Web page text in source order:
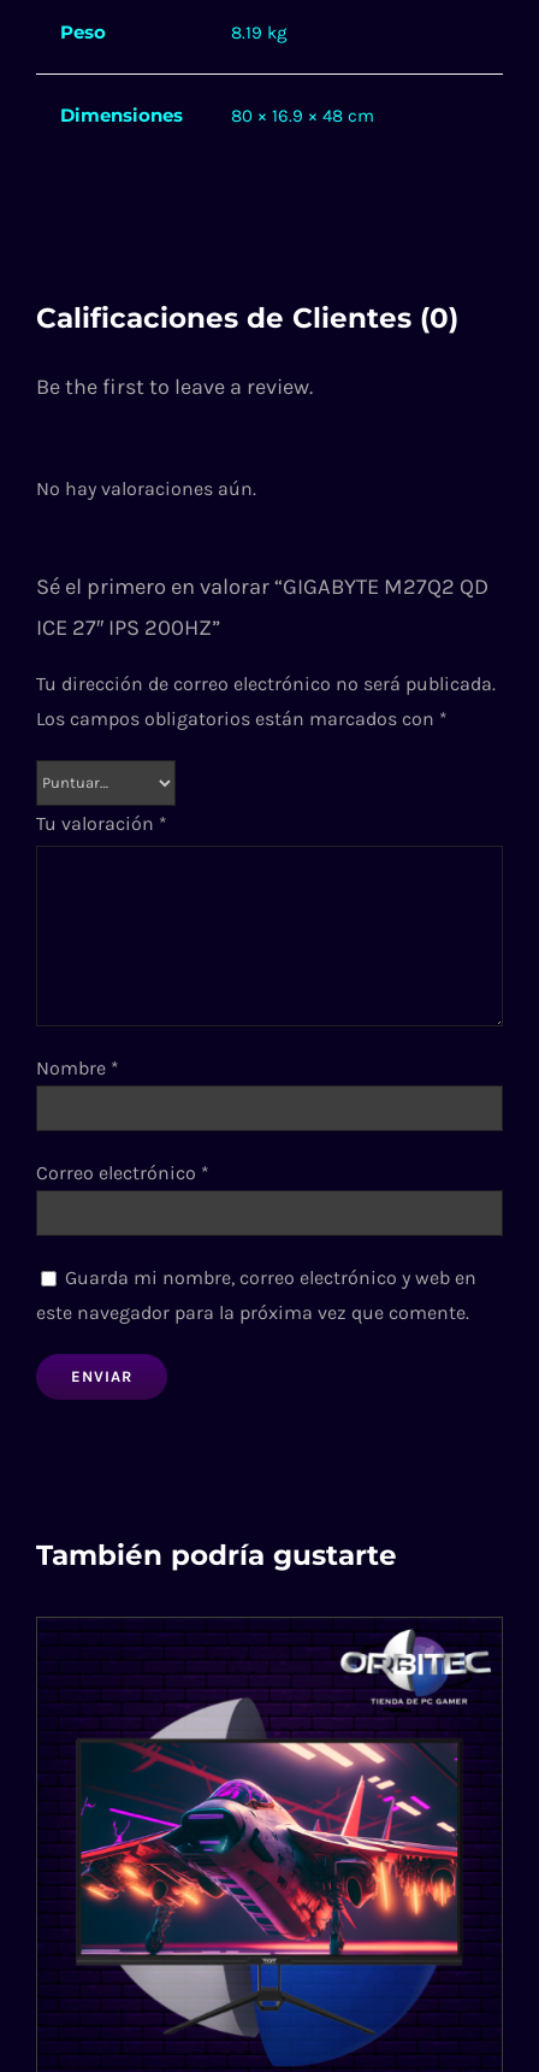
Peso 8.19 kg
Dimensiones 80 × 16.9 × 48 cm
Calificaciones de Clientes (0)
Be the first to leave a review.
No hay valoraciones aún.
Sé el primero en valorar “GIGABYTE M27Q2 QD
ICE 27″ IPS 200HZ”
Tu dirección de correo electrónico no será publicada.
Los campos obligatorios están marcados con *
Tu valoración *
Nombre *
Correo electrónico *
Guarda mi nombre, correo electrónico y web en
este navegador para la próxima vez que comente.
También podría gustarte